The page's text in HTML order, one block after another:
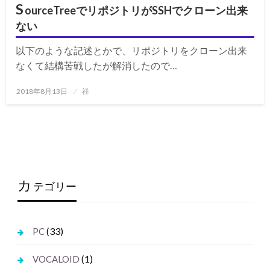
SourceTreeでリポジトリがSSHでクローン出来
ない
以下のような記述とかで、リポジトリをクローン出来
なくて結構苦戦したが解消したので…
投
2018年8月13日 祥
カ テゴリー
PC(33)
VOCALOID (1)